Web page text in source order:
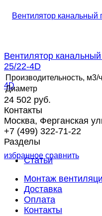
избранное сравнить
Вентилятор
25/22-4D
Производительность, м3/
Диаметр
24 502 руб.
Контакты
Москва, Ферганская
+7 (499) 322-71-22
Разделы
Статьи
Монтаж
Доставка
Оплата
Контакты